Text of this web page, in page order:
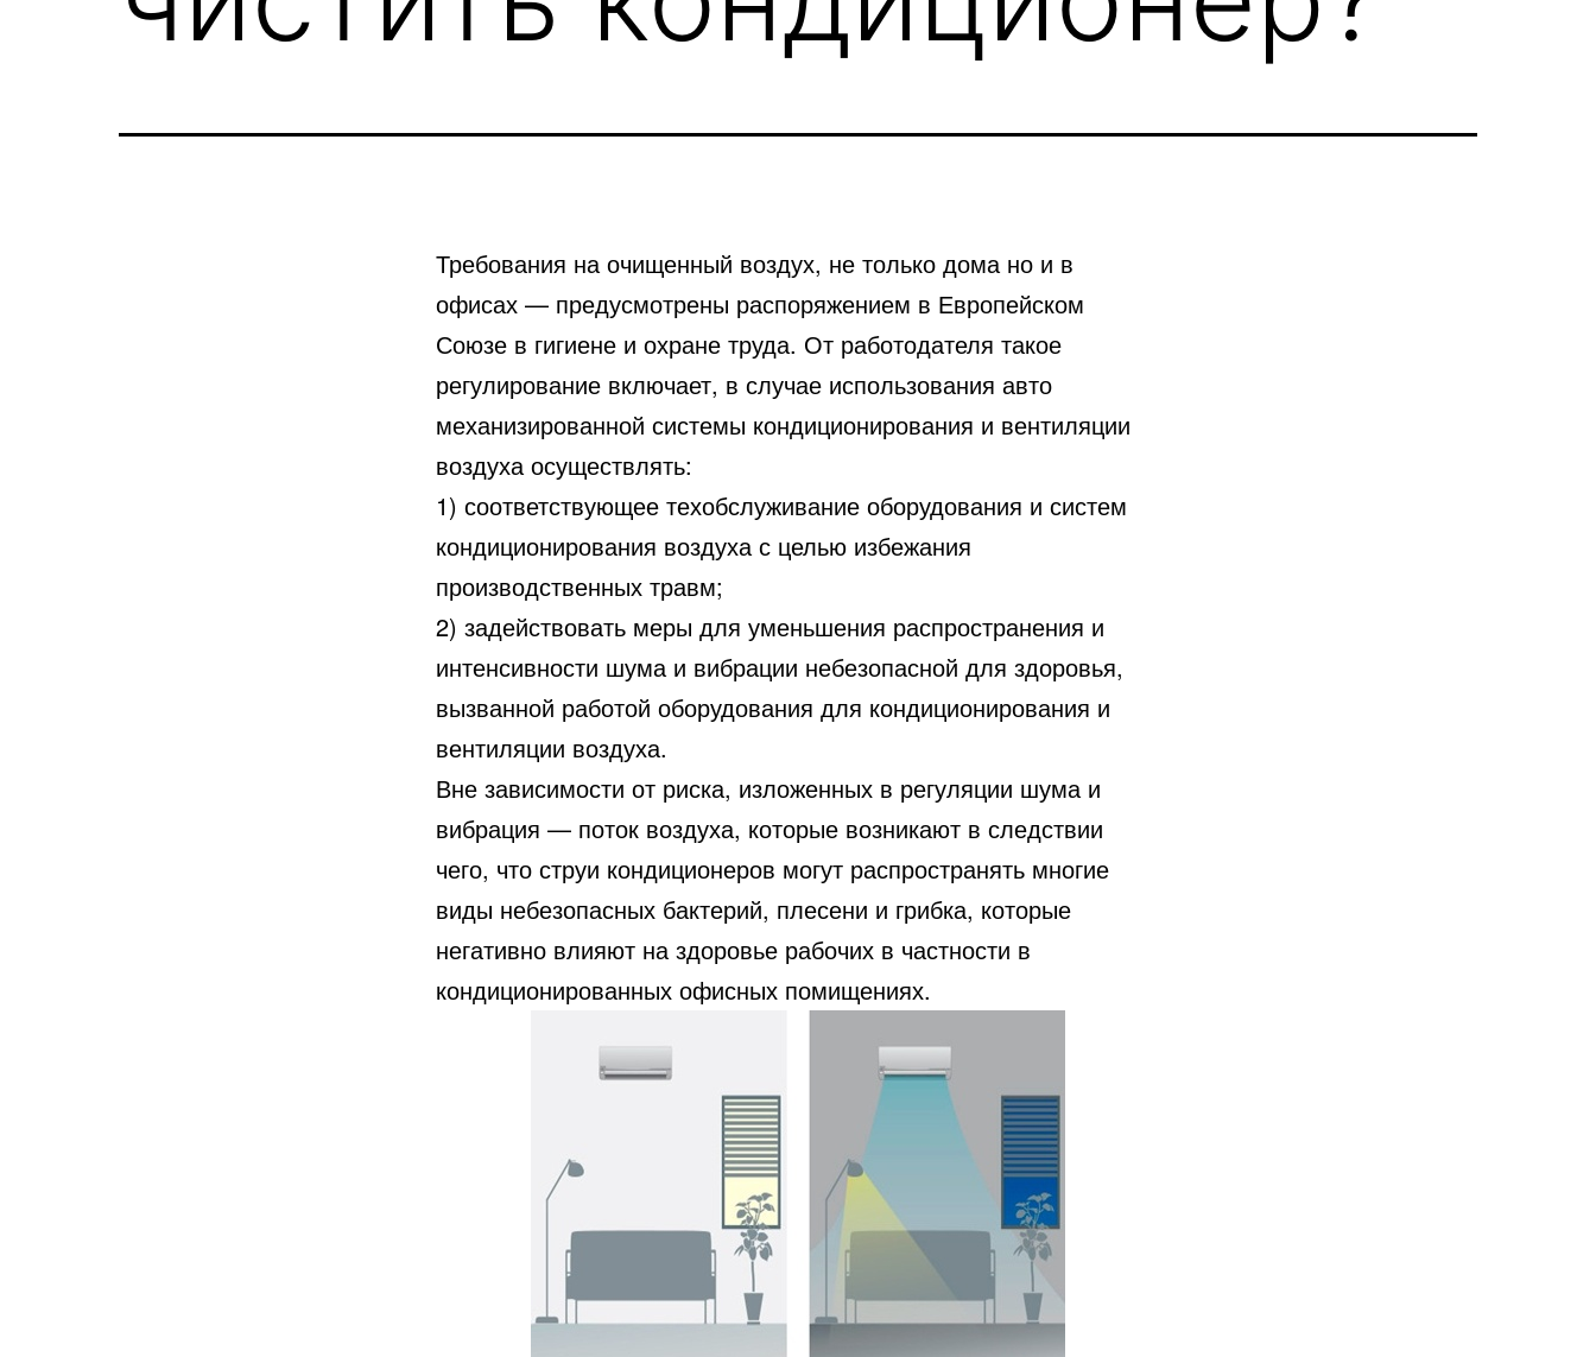
Требования на очищенный воздух, не только дома но и в
офисах — предусмотрены распоряжением в Европейском
Союзе в гигиене и охране труда. От работодателя такое
регулирование включает, в случае использования авто
механизированной системы кондиционирования и вентиляции
воздуха осуществлять:
1) соответствующее техобслуживание оборудования и систем
кондиционирования воздуха с целью избежания
производственных травм;
2) задействовать меры для уменьшения распространения и
интенсивности шума и вибрации небезопасной для здоровья,
вызванной работой оборудования для кондиционирования и
вентиляции воздуха.
Вне зависимости от риска, изложенных в регуляции шума и
вибрация — поток воздуха, которые возникают в следствии
чего, что струи кондиционеров могут распространять многие
виды небезопасных бактерий, плесени и грибка, которые
негативно влияют на здоровье рабочих в частности в
кондиционированных офисных помищениях.